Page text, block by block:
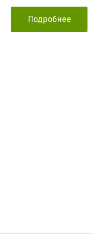
Подробнее